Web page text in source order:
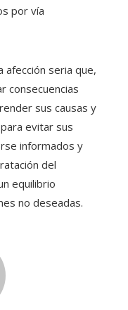
por vía
afección seria que,
consecuencias
sus causas y
evitar sus
informados y
del
equilibrio
no deseadas.